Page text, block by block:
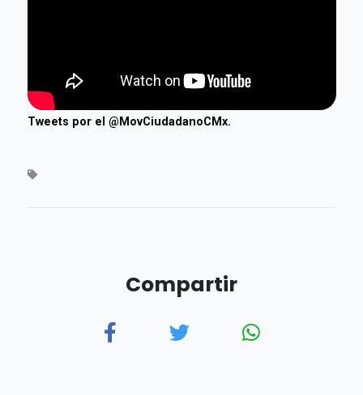
Tweets por el @MovCiudadanoCMx.
Compartir